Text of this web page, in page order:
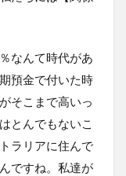
なんて時代があ
預金で付いた時
そこまで高いっ
とんでもないこ
ラリアに住んで
ですね。私達が